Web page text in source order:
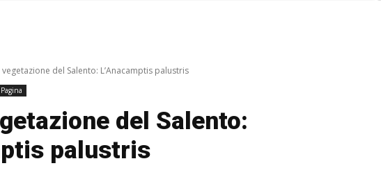
vegetazione del Salento: L’Anacamptis palustris
del Salento:
palustris